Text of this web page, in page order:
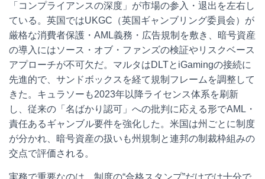
「コンプライアンスの深度」が市場の参入・退出を左右し
ている。英国ではUKGC（英国ギャンブリング委員会）が
厳格な消費者保護・AML義務・広告規制を敷き、暗号資産
の導入にはソース・オブ・ファンズの検証やリスクベース
アプローチが不可欠だ。マルタはDLTとiGamingの接続に
先進的で、サンドボックスを経て規制フレームを調整して
きた。キュラソーも2023年以降ライセンス体系を刷新
し、従来の「名ばかり認可」への批判に応える形でAML・
責任あるギャンブル要件を強化した。米国は州ごとに制度
が分かれ、暗号資産の扱いも州規制と連邦の制裁枠組みの
交点で評価される。
実務で重要なのは、制度の“合格スタンプ”だけでは十分で